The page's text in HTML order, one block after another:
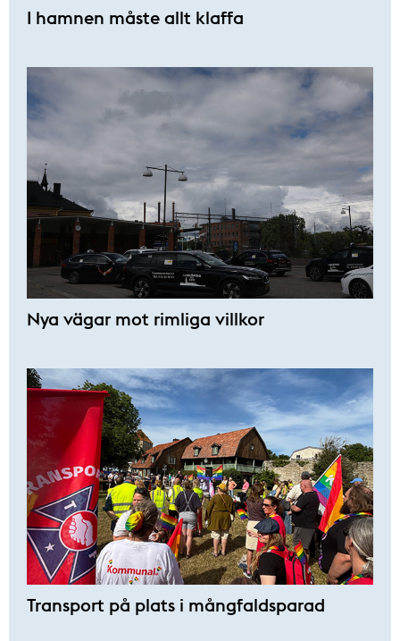
I hamnen måste allt klaffa
Nya vägar mot rimliga villkor
Transport på plats i mångfaldsparad